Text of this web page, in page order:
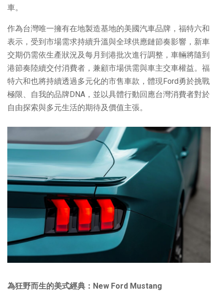
車。
作為台灣唯一擁有在地製造基地的美國汽車品牌，福特六和
表示，受到市場需求持續升溫與全球供應鏈節奏影響，新車
交期仍需依生產狀況及每月到港批次進行調整，車輛將隨到
港節奏陸續交付消費者，兼顧市場供需與車主交車權益。福
特六和也將持續透過多元化的市售車款，體現Ford勇於挑戰
極限、自我的品牌DNA，並以具體行動回應台灣消費者對於
自由探索與多元生活的期待及價值主張。
為狂野而生的美式經典： New Ford Mustang